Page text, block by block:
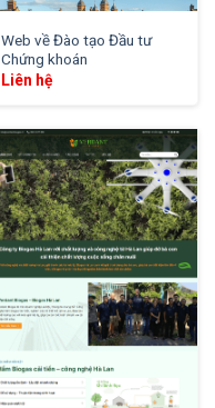
Web về Đào tạo Đầu tư
Chứng khoán
Liên hệ
XEM THỬ